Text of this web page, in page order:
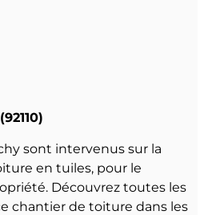
sont intervenus sur la
en tuiles, pour le
Découvrez toutes les
chantier de toiture dans les